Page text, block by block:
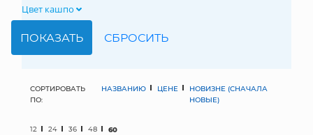
МЯГКИЕ ИГРУШКИ
Цвет кашпо
СОРТИРОВАТЬ
ПО:
НАЗВАНИЮ ЦЕНЕ
НОВИЗНЕ (СНАЧАЛА
НОВЫЕ)
12 24 36 48 60